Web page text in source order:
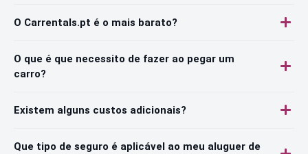
O Carrentals.pt é o mais barato?
O que é que necessito de fazer ao pegar um
carro?
Existem alguns custos adicionais?
Que tipo de seguro é aplicável ao meu aluguer de